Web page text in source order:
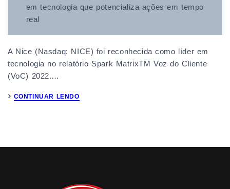
em tecnologia que potencializa ações em tempo
real
A Nice (Nasdaq: NICE) foi reconhecida como líder em
tecnologia no relatório Spark MatrixTM Voz do Cliente
(VoC) 2022.…
CONTINUAR LENDO